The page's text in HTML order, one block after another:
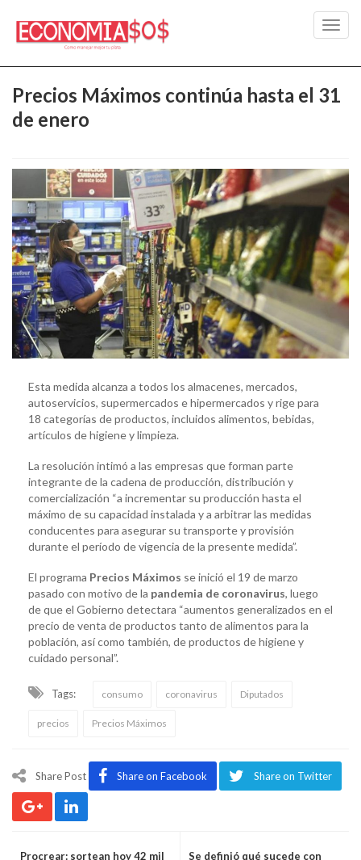
Precios Máximos continúa hasta el 31
de enero
Esta medida alcanza a todos los almacenes, mercados,
autoservicios, supermercados e hipermercados y rige para
18 categorías de productos, incluidos alimentos, bebidas,
artículos de higiene y limpieza.
La resolución intimó a las empresas que forman parte
integrante de la cadena de producción, distribución y
comercialización “a incrementar su producción hasta el
máximo de su capacidad instalada y a arbitrar las medidas
conducentes para asegurar su transporte y provisión
durante el período de vigencia de la presente medida”.
El programa Precios Máximos se inició el 19 de marzo
pasado con motivo de la pandemia de coronavirus, luego
de que el Gobierno detectara “aumentos generalizados en el
precio de venta de productos tanto de alimentos para la
población, así como también, de productos de higiene y
cuidado personal”.
Tags: consumo coronavirus Diputados
precios Precios Máximos
Share Post Share on Facebook Share on Twitter
Procrear: sortean hoy 42 mil
Se definió qué sucede con